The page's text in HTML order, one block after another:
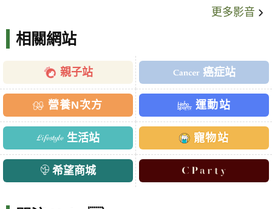
更多影音
相關網站
親子站 癌症站
營養N次方 運動站
生活站 寵物站
希望商城